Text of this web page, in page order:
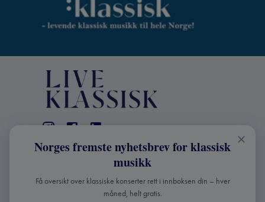
KONTAKT
Live Klassisk: +47 98670803
info@liveklassisk.no
Norges fremste nyhetsbrev for klassisk
musikk
Få oversikt over klassiske konserter rett i innboksen din – hver
måned, helt gratis.